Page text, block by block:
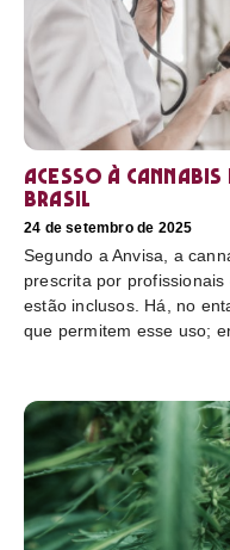
Acesso à
Brasil
24 de setembro de 2025
Segundo a Anvisa, a
prescrita por
estão inclusos. Há, no
que permitem esse uso;